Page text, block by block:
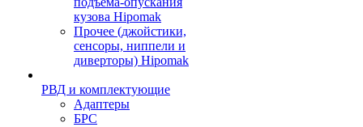
кузова Hipomak
Прочее (джойстики,
сенсоры, ниппели и
диверторы) Hipomak
РВД и комплектующие
Адаптеры
БРС